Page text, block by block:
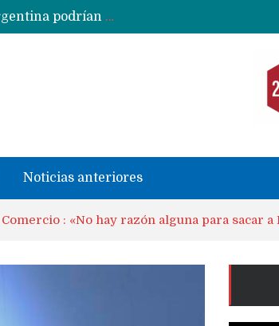
Data Centers de Huawei en Chile, México, Brasil,Perú y Argentina podrían verse afectados por arremetida de EE.UU
Fabricantes suben precios de teléfonos y ganan más dinero en un mercado donde Xiaomi alerta por no mejorar ventas
Noticias anteriores
: «No hay razón alguna para sacar a